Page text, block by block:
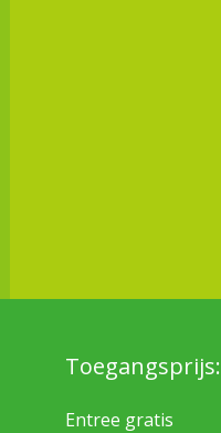
Toegangsprijs:
Entree gratis